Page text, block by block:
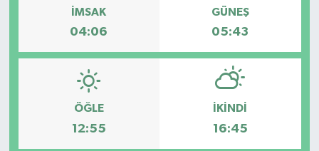
İMSAK
04:06
GÜNEŞ
05:43
ÖĞLE
12:55
İKINDI
16:45